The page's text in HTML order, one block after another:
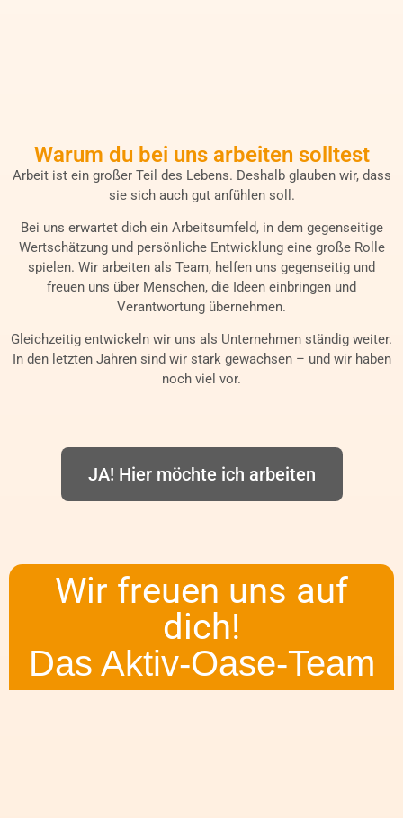
Warum du bei uns arbeiten solltest
Arbeit ist ein großer Teil des Lebens. Deshalb glauben wir, dass
sie sich auch gut anfühlen soll.
Bei uns erwartet dich ein Arbeitsumfeld, in dem gegenseitige
Wertschätzung und persönliche Entwicklung eine große Rolle
spielen. Wir arbeiten als Team, helfen uns gegenseitig und
freuen uns über Menschen, die Ideen einbringen und
Verantwortung übernehmen.
Gleichzeitig entwickeln wir uns als Unternehmen ständig weiter.
In den letzten Jahren sind wir stark gewachsen – und wir haben
noch viel vor.
JA! Hier möchte ich arbeiten
Wir freuen uns auf
dich!
Das Aktiv-Oase-Team